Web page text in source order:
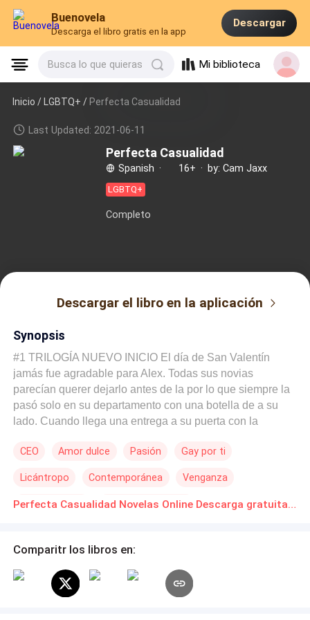
Buenovela
Descarga el libro gratis en la app
Descargar
Busca lo que quieras Mi biblioteca
Inicio /LGBTQ+ / Perfecta Casualidad
Last Updated: 2021-06-11
Perfecta Casualidad
Spanish · 16+ · by: Cam Jaxx
LGBTQ+
Completo
Descargar el libro en la aplicación
Synopsis
#1 TRILOGÍA NUEVO INICIO El día de San Valentín
jamás fue agradable para Alex. Todas sus novias
parecían querer dejarlo antes de la por lo que siempre la
pasó solo en su departamento con una botella de a su
lado. Cuando llega una entrega a su puerta con la
dársela él mismo. No esperaba encontrar un chico de
momento de empezar otra vez?
CEO Amor dulce Pasión Gay por ti
Licántropo Contemporánea Venganza
Independiente Diferencia de Edad Perfecta Casualidad Novelas Online Descarga gratuita de PDF
Comparitr los libros en: